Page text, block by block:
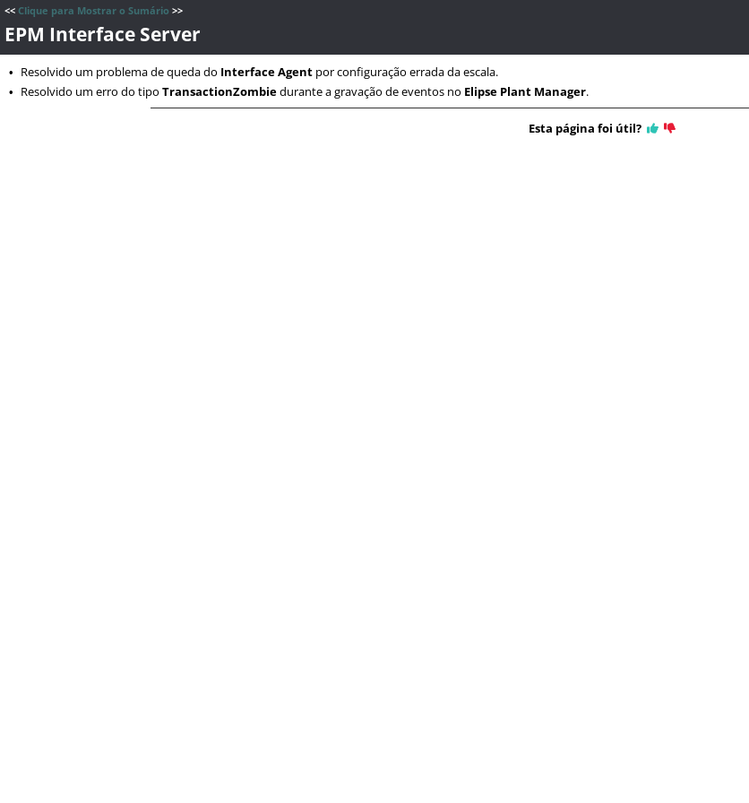
<< Clique para Mostrar o Sumário >>
EPM Interface Server
• Resolvido um problema de queda do Interface Agent por configuração errada da escala.
• Resolvido um erro do tipo TransactionZombiedurante a gravação de eventos no Elipse Plant Manager.
Esta página foi útil?